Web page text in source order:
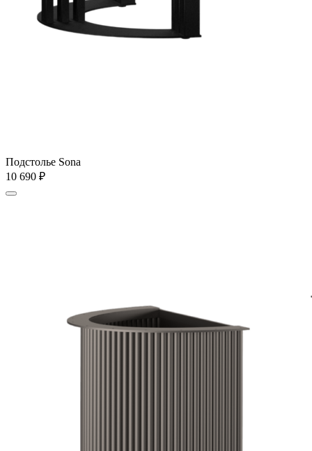
Подстолье Sona
10 690 ₽